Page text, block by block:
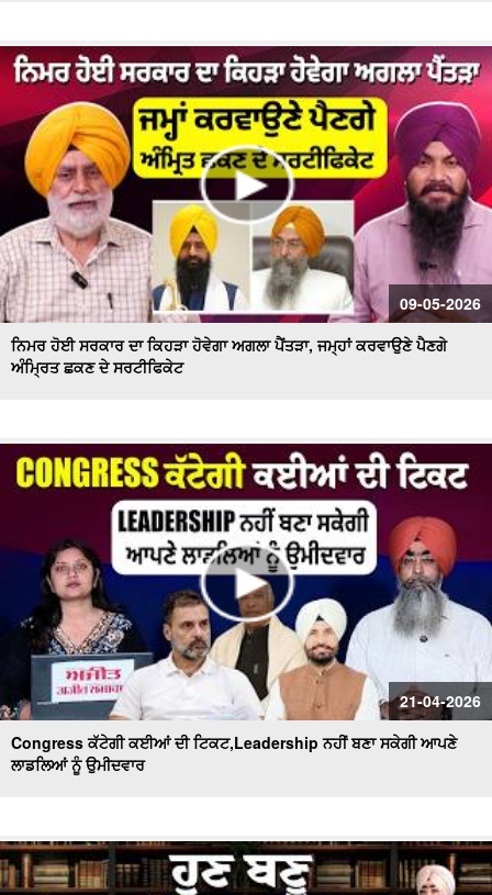
09-05-2026
ਨਿਮਰ ਹੋਈ ਸਰਕਾਰ ਦਾ ਕਿਹੜਾ ਹੋਵੇਗਾ ਅਗਲਾ ਪੈਂਤੜਾ, ਜਮ੍ਹਾਂ ਕਰਵਾਉਣੇ ਪੈਣਗੇ
ਅੰਮ੍ਰਿਤ ਛਕਣ ਦੇ ਸਰਟੀਫਿਕੇਟ
21-04-2026
Congress ਕੱਟੇਗੀ ਕਈਆਂ ਦੀ ਟਿਕਟ,Leadership ਨਹੀਂ ਬਣਾ ਸਕੇਗੀ ਆਪਣੇ
ਲਾਡਲਿਆਂ ਨੂੰ ਉਮੀਦਵਾਰ